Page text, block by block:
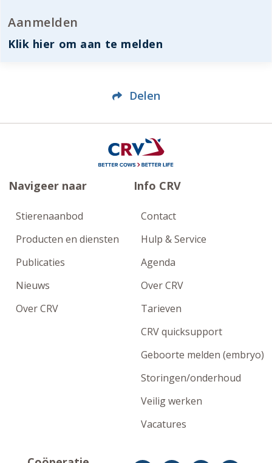
Aanmelden
Klik hier om aan te melden
Delen
Navigeer naar
Stierenaanbod
Producten en diensten
Publicaties
Nieuws
Over CRV
Info CRV
Contact
Hulp & Service
Agenda
Over CRV
Tarieven
CRV quicksupport
Geboorte melden (embryo)
Storingen/onderhoud
Veilig werken
Vacatures